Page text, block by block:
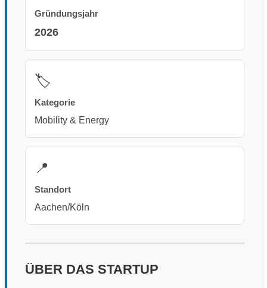
Gründungsjahr
2026
🏷️
Kategorie
Mobility & Energy
📍
Standort
Aachen/Köln
ÜBER DAS STARTUP